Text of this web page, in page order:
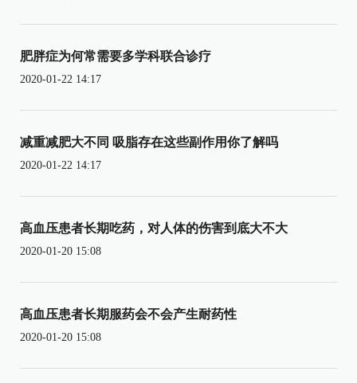
肥胖症为何常需要多学科联合诊疗
2020-01-22 14:17
减重减肥大不同 吸脂存在这些副作用你了解吗
2020-01-22 14:17
高血压患者长期吃药，对人体的伤害到底大不大
2020-01-20 15:08
高血压患者长期服药会不会产生耐药性
2020-01-20 15:08